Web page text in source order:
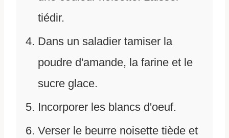
tiédir.
Dans un saladier tamiser la
poudre d'amande, la farine et le
sucre glace.
Incorporer les blancs d'oeuf.
Verser le beurre noisette tiède et